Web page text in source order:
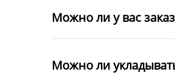
Можно ли у вас
Можно ли